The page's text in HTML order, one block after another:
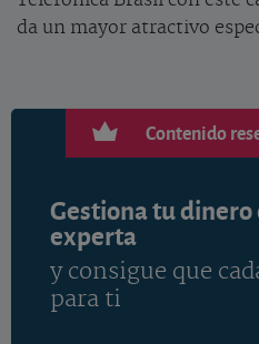
da un mayor atractivo
Contenido
Gestiona tu dinero
experta
y consigue que
para ti